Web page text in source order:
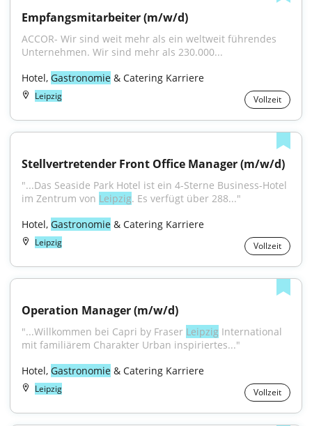
Empfangsmitarbeiter (m/w/d)
ACCOR- Wir sind weit mehr als ein weltweit führendes
Unternehmen. Wir sind mehr als 230.000...
Hotel, Gastronomie & Catering Karriere
Leipzig Vollzeit
Stellvertretender Front Office Manager (m/w/d)
"...Das Seaside Park Hotel ist ein 4-Sterne Business-Hotel
im Zentrum von Leipzig. Es verfügt über 288..."
Hotel, Gastronomie & Catering Karriere
Leipzig Vollzeit
Operation Manager (m/w/d)
"...Willkommen bei Capri by Fraser Leipzig International
mit familiärem Charakter Urban inspiriertes..."
Hotel, Gastronomie & Catering Karriere
Leipzig Vollzeit